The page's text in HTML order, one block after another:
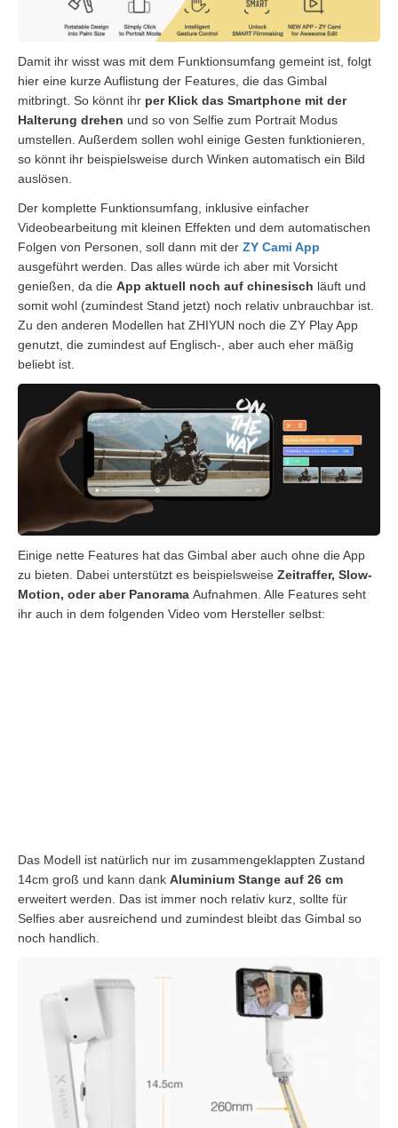
Damit ihr wisst was mit dem Funktionsumfang gemeint ist, folgt
hier eine kurze Auflistung der Features, die das Gimbal
mitbringt. So könnt ihr per Klick das Smartphone mit der
Halterung drehen und so von Selfie zum Portrait Modus
umstellen. Außerdem sollen wohl einige Gesten funktionieren,
so könnt ihr beispielsweise durch Winken automatisch ein Bild
auslösen.
Der komplette Funktionsumfang, inklusive einfacher
Videobearbeitung mit kleinen Effekten und dem automatischen
Folgen von Personen, soll dann mit der ZY Cami App
ausgeführt werden. Das alles würde ich aber mit Vorsicht
genießen, da die App aktuell noch auf chinesisch läuft und
somit wohl (zumindest Stand jetzt) noch relativ unbrauchbar ist.
Zu den anderen Modellen hat ZHIYUN noch die ZY Play App
genutzt, die zumindest auf Englisch-, aber auch eher mäßig
beliebt ist.
Einige nette Features hat das Gimbal aber auch ohne die App
zu bieten. Dabei unterstützt es beispielsweise Zeitraffer, Slow-
Motion, oder aber Panorama Aufnahmen. Alle Features seht
ihr auch in dem folgenden Video vom Hersteller selbst:
Das Modell ist natürlich nur im zusammengeklappten Zustand
14cm groß und kann dank Aluminium Stange auf 26 cm
erweitert werden. Das ist immer noch relativ kurz, sollte für
Selfies aber ausreichend und zumindest bleibt das Gimbal so
noch handlich.